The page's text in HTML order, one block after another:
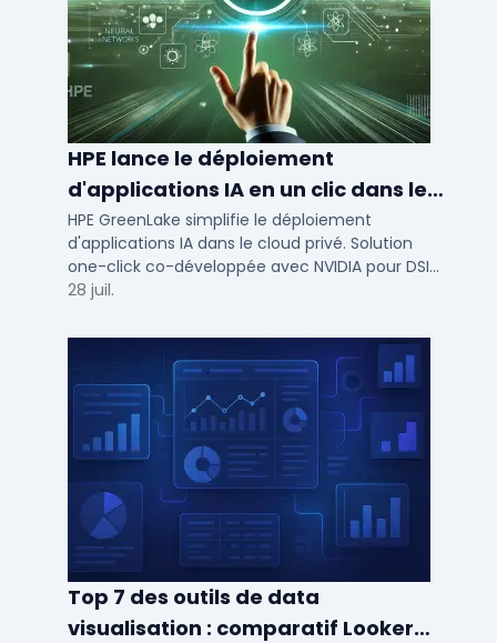
HPE lance le déploiement
d'applications IA en un clic dans le
cloud privé
HPE GreenLake simplifie le déploiement
d'applications IA dans le cloud privé. Solution
one-click co-développée avec NVIDIA pour DSI
de PME et ETI : performance et conformité.
28 juil.
Top 7 des outils de data
visualisation : comparatif Looker